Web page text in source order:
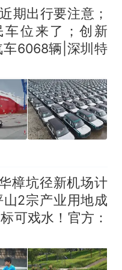
期出行要注意；
位来了；创新
6068辆|深圳特
樟坑径新机场计
2宗产业用地成
可戏水！官方：